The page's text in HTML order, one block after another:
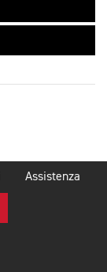
Assistenza